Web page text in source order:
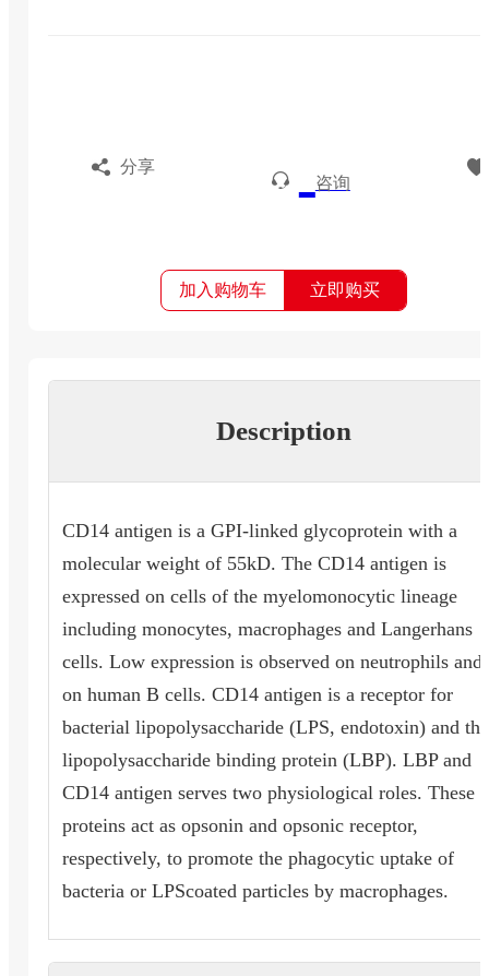
分享
咨询
加入购物车 立即购买
Description
CD14 antigen is a GPI-linked glycoprotein with a
molecular weight of 55kD. The CD14 antigen is
expressed on cells of the myelomonocytic lineage
including monocytes, macrophages and Langerhans
cells. Low expression is observed on neutrophils and
on human B cells. CD14 antigen is a receptor for
bacterial lipopolysaccharide (LPS, endotoxin) and the
lipopolysaccharide binding protein (LBP). LBP and
CD14 antigen serves two physiological roles. These
proteins act as opsonin and opsonic receptor,
respectively, to promote the phagocytic uptake of
bacteria or LPScoated particles by macrophages.